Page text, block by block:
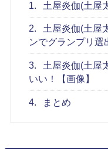
1. 土屋炎伽(土屋
2.
土屋炎伽(土屋
ンでグランプリ選
3.
土屋炎伽(土屋
いい！【画像】
4. まとめ